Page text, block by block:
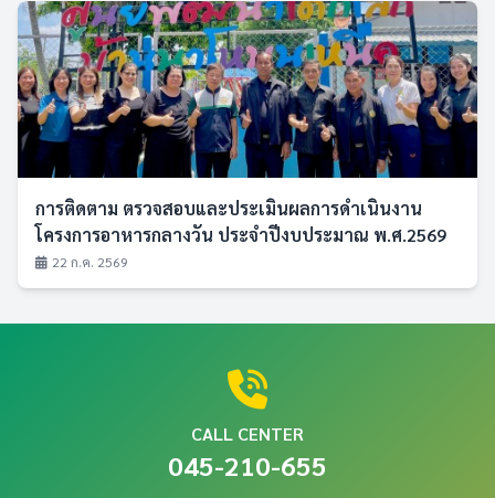
การติดตาม ตรวจสอบและประเมินผลการดำเนินงาน
โครงการอาหารกลางวัน ประจำปีงบประมาณ พ.ศ.2569
22 ก.ค. 2569
CALL CENTER
045-210-655